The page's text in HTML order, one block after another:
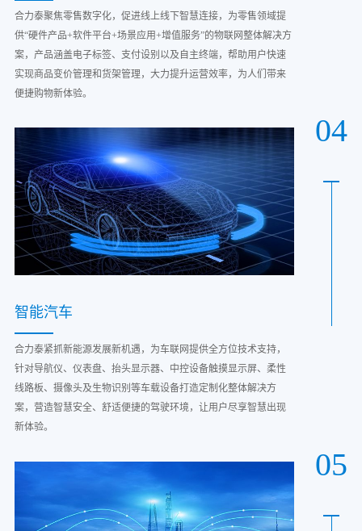
合力泰聚焦零售数字化，促进线上线下智慧连接，为零售领域提
供“硬件产品+软件平台+场景应用+增值服务”的物联网整体解决方
案，产品涵盖电子标签、支付设别以及自主终端，帮助用户快速
实现商品变价管理和货架管理，大力提升运营效率，为人们带来
便捷购物新体验。
04
智能汽车
合力泰紧抓新能源发展新机遇，为车联网提供全方位技术支持，
针对导航仪、仪表盘、抬头显示器、中控设备触摸显示屏、柔性
线路板、摄像头及生物识别等车载设备打造定制化整体解决方
案，营造智慧安全、舒适便捷的驾驶环境，让用户尽享智慧出现
新体验。
05